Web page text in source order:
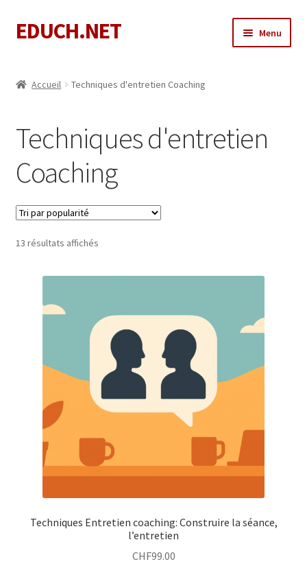
Aller
à
navigation
Aller
au
EDUCH.NET Menu
Accueil Techniques d'entretien Coaching
Techniques d'entretien
Coaching
13 résultats affichésTrié
Techniques Entretien coaching: Construire la séance,
l’entretien
CHF99.00